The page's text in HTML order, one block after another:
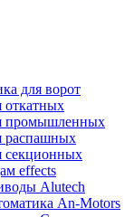
для ворот
откатных
промышленных
распашных
секционных
effects
Alutech
An-Motors